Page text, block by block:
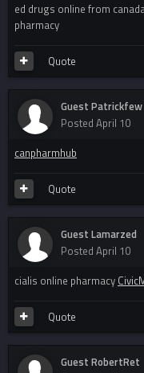
ed drugs online from
pharmacy
Quote
Guest Patrickfew
Posted April 10
canpharmhub
Quote
Guest Lamarzed
Posted April 10
cialis online pharmacy
Quote
Guest RobertRet